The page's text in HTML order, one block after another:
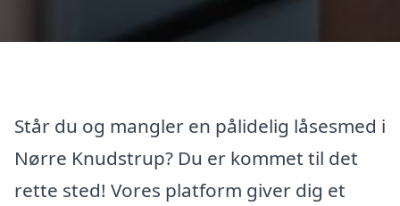
Står du og mangler en pålidelig låsesmed i
Nørre Knudstrup? Du er kommet til det
rette sted! Vores platform giver dig et